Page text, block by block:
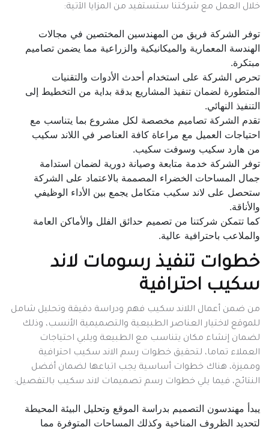
خلال العمل مع شركتنا ستستفيد من المزايا الآتية:
توفر الشركة فريق من المهندسين المختصين في مجالات
الهندسة المعمارية والميكانيكية والزراعية مما يضمن تصاميم
مبتكرة.
تحرص الشركة على استخدام أحدث الأدوات والتقنيات
المتطورة لضمان تنفيذ المشاريع بدقة بداية من التخطيط إلى
التنفيذ النهائي.
تقدم الشركة تصاميم مخصصة لكل مشروع بما يتناسب مع
احتياجات العميل مع مراعاة كافة العناصر في اللاند سكيب
من هارد سكيب وسوفت سكيب.
توفر الشركة خدمة متابعة وصيانة دورية لضمان استدامة
جمال المساحات الخضراء المصممة بالاعتماد على الشركة
ستحصل على لاند سكيب متكامل يجمع بين الأداء الوظيفي
والأناقة.
كما تتمكن شركتنا من تصميم حدائق الفلل والأماكن العامة
والملاعب باحترافية عالية.
خطوات تنفيذ رسومات لاند
سكيب احترافية
من ضمن أعمال اللاند سكيب فهم ودراسة دقيقة وتحليل شامل
للموقع لاختيار العناصر الطبيعية والتصميمية الأنسب، وذلك
لضمان إنشاء مكان يتناسب مع الطبيعة ويلبي احتياجات
العملاء تماما، لتحقيق خطوات رسم الاند سكيب احترافية
ومميزة، هناك خطوات أساسية يجب اتباعها لضمان أفضل
النتائج، فيما يلي خطوات رسم تصميمات لاند سكيب بالتفصيل:
يبدأ مهندسون التصميم بدراسة الموقع وتحليل البيئة المحيطة
لتحديد الظروف المناخية وكذلك المساحات المتوفرة مما